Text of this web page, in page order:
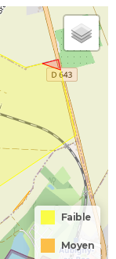
Faible
Moyen